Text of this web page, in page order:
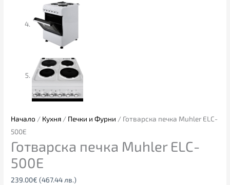
Начало / Кухня / Печки и Фурни / Готварска печка Muhler ELC-
500E
Готварска печка Muhler ELC-
500E
239.00€ (467.44 лв.)